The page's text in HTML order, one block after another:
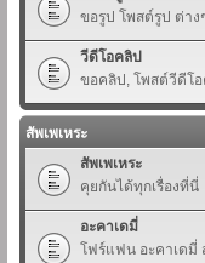
ขอรูป โพสต์รูป ต่าง
วีดีโอคลิป
ขอคลิป, โพสต์วีดีโ
สัพเพเหระ
สัพเพเหระ
คุยกันได้ทุกเรื่องที่นี่
อะคาเดมี่
โฟร์แฟน อะคาเดมี่